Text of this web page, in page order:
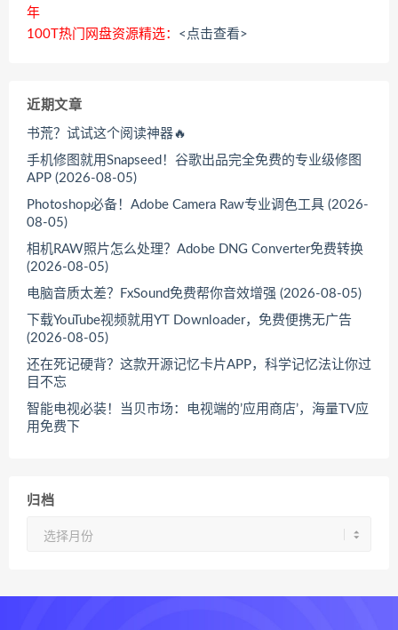
年
100T热门网盘资源精选： <点击查看>
近期文章
书荒？试试这个阅读神器🔥
手机修图就用Snapseed！谷歌出品完全免费的专业级修图
APP (2026-08-05)
Photoshop必备！Adobe Camera Raw专业调色工具 (2026-
08-05)
相机RAW照片怎么处理？Adobe DNG Converter免费转换
(2026-08-05)
电脑音质太差？FxSound免费帮你音效增强 (2026-08-05)
下载YouTube视频就用YT Downloader，免费便携无广告
(2026-08-05)
还在死记硬背？这款开源记忆卡片APP，科学记忆法让你过
目不忘
智能电视必装！当贝市场：电视端的’应用商店’，海量TV应
用免费下
归档